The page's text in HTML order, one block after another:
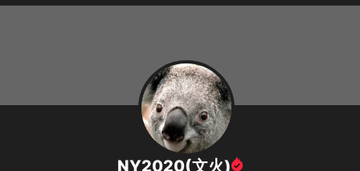
NY2020(文火)